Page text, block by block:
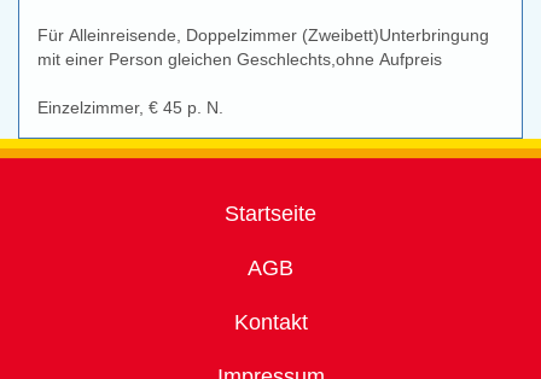
Für Alleinreisende, Doppelzimmer (Zweibett)Unterbringung
mit einer Person gleichen Geschlechts,ohne Aufpreis
Einzelzimmer, € 45 p. N.
Startseite
AGB
Kontakt